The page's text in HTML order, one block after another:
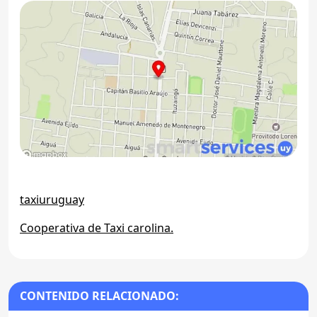
taxiuruguay
Cooperativa de Taxi carolina.
CONTENIDO RELACIONADO: